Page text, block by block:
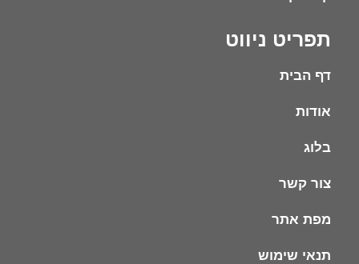
תפריט ניווט
דף הבית
אודות
בלוג
צור קשר
מפת אתר
תנאי שימוש